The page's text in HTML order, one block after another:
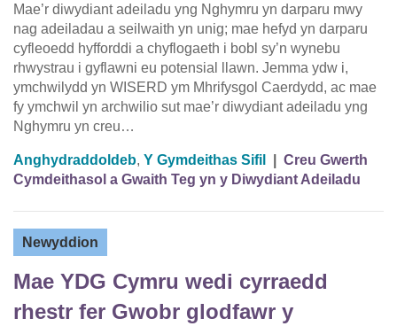
Mae’r diwydiant adeiladu yng Nghymru yn darparu mwy
nag adeiladau a seilwaith yn unig; mae hefyd yn darparu
cyfleoedd hyfforddi a chyflogaeth i bobl sy’n wynebu
rhwystrau i gyflawni eu potensial llawn. Jemma ydw i,
ymchwilydd yn WISERD ym Mhrifysgol Caerdydd, ac mae
fy ymchwil yn archwilio sut mae’r diwydiant adeiladu yng
Nghymru yn creu…
Anghydraddoldeb, Y Gymdeithas Sifil
Creu Gwerth
Cymdeithasol a Gwaith Teg yn y Diwydiant Adeiladu
Newyddion
Mae YDG Cymru wedi cyrraedd
rhestr fer Gwobr glodfawr y